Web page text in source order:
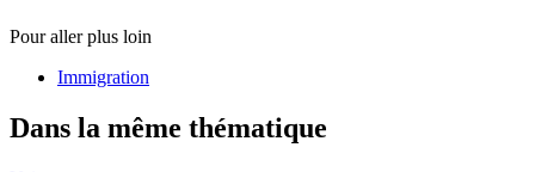
Pour aller plus loin
Immigration
Dans la même thématique